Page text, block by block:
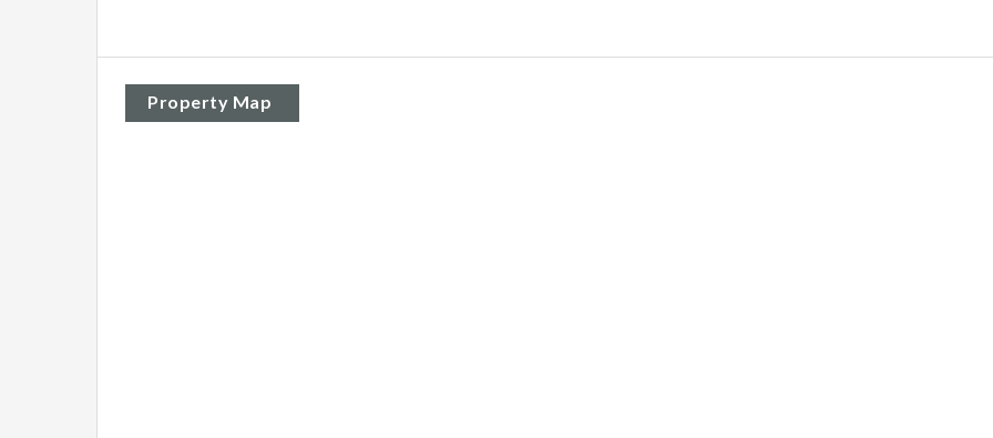
Property Map